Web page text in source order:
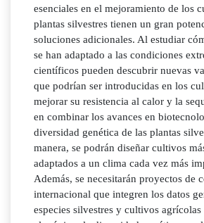
esenciales en el mejoramiento de los
plantas silvestres tienen un gran
soluciones adicionales. Al estudiar
se han adaptado a las condiciones
científicos pueden descubrir nuevas
que podrían ser introducidas en los
mejorar su resistencia al calor y la
en combinar los avances en
diversidad genética de las plantas
manera, se podrán diseñar cultivos
adaptados a un clima cada vez más
Además, se necesitarán proyectos de
internacional que integren los datos
especies silvestres y cultivos